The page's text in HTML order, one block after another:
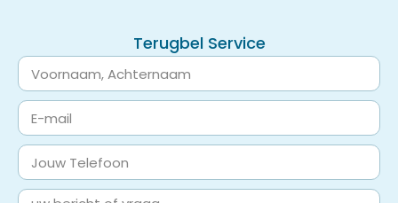
Terugbel Service